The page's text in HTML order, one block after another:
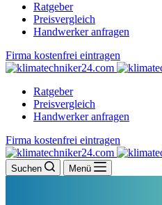
Ratgeber
Preisvergleich
Handwerker anfragen
Firma kostenfrei eintragen
Ratgeber
Preisvergleich
Handwerker anfragen
Firma kostenfrei eintragen
Suchen Menü